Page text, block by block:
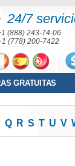
24/7
(888) 243-74-06
(778) 200-7422
GRATUITAS
Q R S T U V